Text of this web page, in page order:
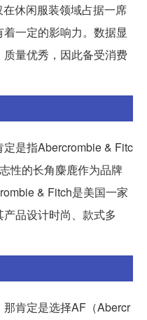
休闲服装领域占据一席
一定的影响力。数据显
量优秀，因此备受消费
是指Abercrombie & Fitc
性的长角麋鹿作为品牌
& Fitch是美国一家
品设计时尚、款式多
肯定是选择AF（Abercr